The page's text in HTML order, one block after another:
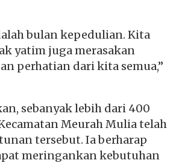
bulan kepedulian. Kita
yatim juga merasakan
perhatian dari kita semua,”
sebanyak lebih dari 400
Meurah Mulia telah
tersebut. Ia berharap
meringankan kebutuhan